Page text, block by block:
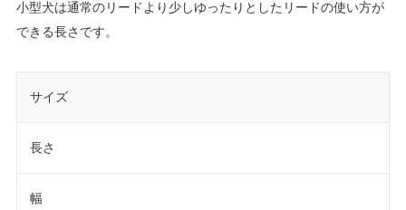
小型犬は通常のリードより少しゆったりとしたリードの使い方が
できる長さです。
サイズ
長さ
幅